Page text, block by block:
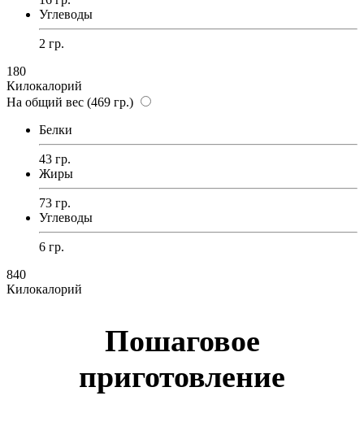
Углеводы
2 гр.
180
Килокалорий
На общий вес (469 гр.)
Белки
43 гр.
Жиры
73 гр.
Углеводы
6 гр.
840
Килокалорий
Пошаговое
приготовление